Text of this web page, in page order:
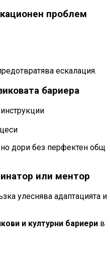
проблем
ескалация.
бариера
дори без перфектен общ
или ментор
улеснява адаптацията и
и културни бариери в